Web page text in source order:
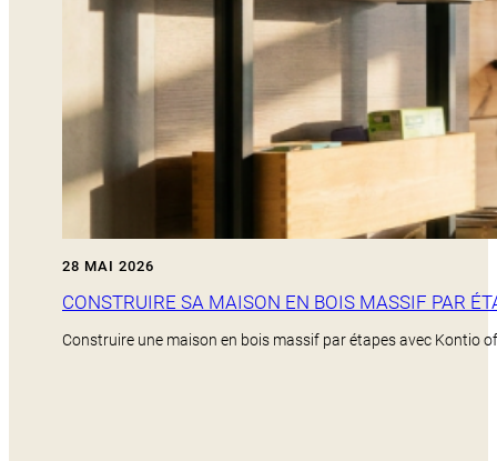
28 MAI 2026
CONSTRUIRE SA MAISON EN BOIS MASSIF PAR
Construire une maison en bois massif par étapes avec Kontio